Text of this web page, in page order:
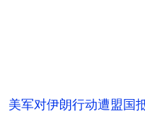
美军对伊朗行动遭盟国